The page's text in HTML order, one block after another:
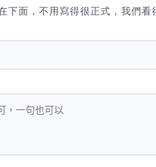
下面，不用寫得很正式，我們